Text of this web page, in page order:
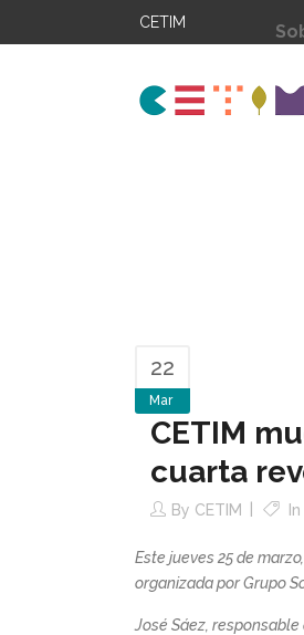
CETIM
22
Mar
CETIM
cuarta
By CETIM In
Este jueves 25 de
organizada por Grupo
José Sáez,